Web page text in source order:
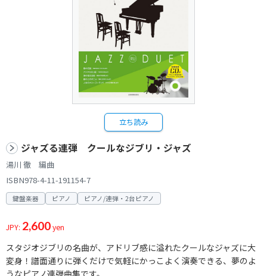
立ち読み
ジャズる連弾 クールなジブリ・ジャズ
湯川 徹 編曲
ISBN978-4-11-191154-7
鍵盤楽器 ピアノ ピアノ/連弾・2台ピアノ
JPY: 2,600yen
スタジオジブリの名曲が、アドリブ感に溢れたクールなジャズに大
変身！譜面通りに弾くだけで気軽にかっこよく演奏できる、夢のよ
うなピアノ連弾曲集です。